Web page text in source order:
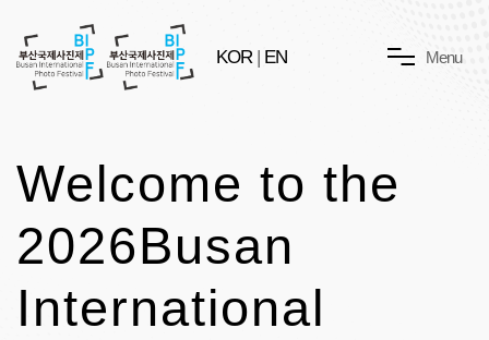
KOR | EN Menu
Welcome to the
2026Busan
International